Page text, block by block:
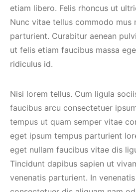
etiam libero. Felis rhoncus ut
Nunc vitae tellus commodo mus
parturient. Curabitur aenean
ut felis etiam faucibus massa
ridiculus id.
Nisi lorem tellus. Cum ligula
faucibus arcu consectetuer
tempus ut quam semper vitae
eget ipsum tempus parturient
eget nullam faucibus vitae dis
Tincidunt dapibus sapien ut
venenatis parturient. In